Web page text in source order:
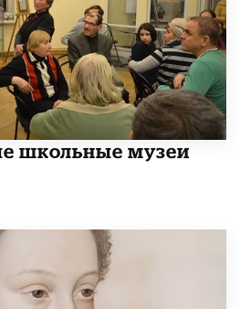
школьные музеи